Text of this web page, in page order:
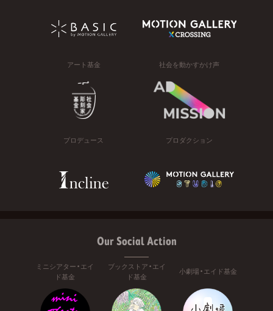
アート基金 社会を動かすかけ声
プロデュース プロダクション
Our Social Action
ミニシアター・エイ
ド基金
ブックストア・エイ
ド基金
小劇場・エイド基金